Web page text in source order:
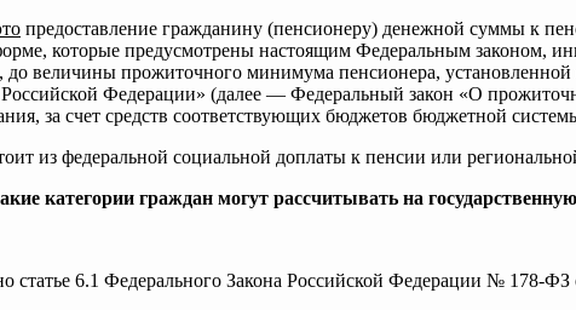
предоставление гражданину (пенсионеру) денежной суммы к
которые предусмотрены настоящим Федеральным
величины прожиточного минимума пенсионера,
Федерации» (далее — Федеральный закон «О
за счет средств соответствующих бюджетов бюджетной
из федеральной социальной доплаты к пенсии или
категории граждан могут рассчитывать на
статье 6.1 Федерального Закона Российской Федерации № 178-